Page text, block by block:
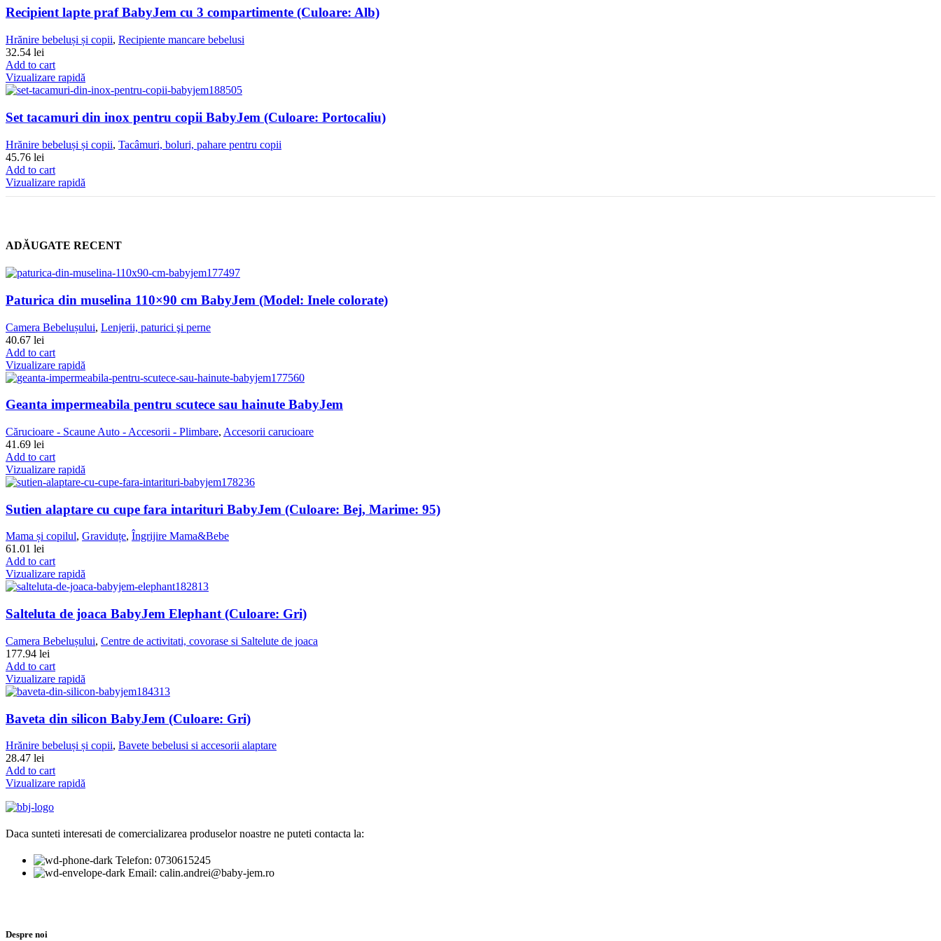
Recipient lapte praf BabyJem cu 3 compartimente (Culoare: Alb)
Hrănire bebeluși și copii, Recipiente mancare bebelusi
32.54 lei
Add to cart
Vizualizare rapidă
Set tacamuri din inox pentru copii BabyJem (Culoare: Portocaliu)
Hrănire bebeluși și copii, Tacâmuri, boluri, pahare pentru copii
45.76 lei
Add to cart
Vizualizare rapidă
ADĂUGATE RECENT
Paturica din muselina 110×90 cm BabyJem (Model: Inele colorate)
Camera Bebelușului, Lenjerii, paturici şi perne
40.67 lei
Add to cart
Vizualizare rapidă
Geanta impermeabila pentru scutece sau hainute BabyJem
Cărucioare - Scaune Auto - Accesorii - Plimbare, Accesorii carucioare
41.69 lei
Add to cart
Vizualizare rapidă
Sutien alaptare cu cupe fara intarituri BabyJem (Culoare: Bej, Marime: 95)
Mama și copilul, Graviduțe, Îngrijire Mama&Bebe
61.01 lei
Add to cart
Vizualizare rapidă
Salteluta de joaca BabyJem Elephant (Culoare: Gri)
Camera Bebelușului, Centre de activitati, covorase si Saltelute de joaca
177.94 lei
Add to cart
Vizualizare rapidă
Baveta din silicon BabyJem (Culoare: Gri)
Hrănire bebeluși și copii, Bavete bebelusi si accesorii alaptare
28.47 lei
Add to cart
Vizualizare rapidă
Daca sunteti interesati de comercializarea produselor noastre ne puteti contacta la:
Telefon: 0730615245
Email: calin.andrei@baby-jem.ro
Despre noi